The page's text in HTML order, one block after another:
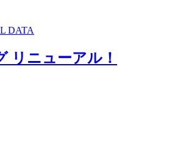
DATA
リニューアル！